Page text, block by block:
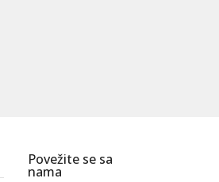
Povežite se sa
nama